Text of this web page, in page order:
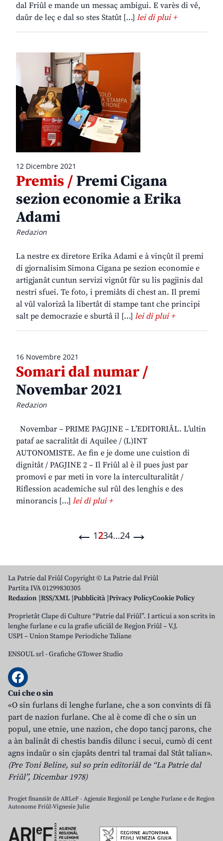
dal Friûl e mande un messaç ambigui. E varès di vê,
daûr de leç e dal so stes Statût […] lei di plui +
12 Dicembre 2021
Premis /Premi Cigana
sezion economie a Erika
Adami
Redazion
La nestre ex diretore Erika Adami e à vinçût il premi
di gjornalisim Simona Cigana pe sezion economie e
artigjanât cuntun servizi vignût fûr su lis pagjinis dal
nestri sfuei. Te foto, i premiâts di chest an. Il premi
al vûl valorizâ la libertât di stampe tant che principi
salt pe democrazie e sburtâ il […] lei di plui +
16 Novembre 2021
Somari dal numar /
Novembar 2021
Redazion
Novembar – PRIME PAGJINE – L’EDITORIÂL. L’ultin
pataf ae sacralitât di Aquilee / (L)INT
AUTONOMISTE. Ae fin e je dome une cuistion di
dignitât / PAGJINE 2 – Il Friûl al è il pues just par
promovi e par meti in vore la interculturalitât /
Riflession academiche sul rûl des lenghis e des
minorancis […] lei di plui +
← 1234…24 →
La Patrie dal Friûl Copyright © La Patrie dal Friûl
Partita IVA 01299830305
Redazion RSS/XML Pubblicità Privacy PolicyCookie Policy
Proprietât Clape di Culture “Patrie dal Friûl”. I articui a son scrits in
lenghe furlane e cu la grafie uficiâl de Regjon Friûl – V.J.
USPI – Union Stampe Periodiche Taliane
ENSOUL srl-Grafiche GTower Studio
Cui che o sin
«O sin furlans di lenghe furlane, che a son convints di fâ
part de nazion furlane. Che al è come dî che o sin un
popul, une etnie, une nazion, che dopo tancj parons, che
a àn balinât di chestis bandis dilunc i secui, cumò di cent
agns indaûr o sin cjapâts dentri tal tramai dal Stât talian».
(Pre Toni Beline, sul so prin editoriâl de “La Patrie dal
Friûl”, Dicembar 1978)
Progjet finanziât de ARLeF - Agjenzie Regjonâl pe Lenghe Furlane e de Regjon
Autonome Friûl-Vignesie Julie